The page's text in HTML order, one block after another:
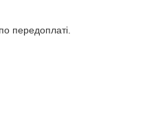
передоплаті.